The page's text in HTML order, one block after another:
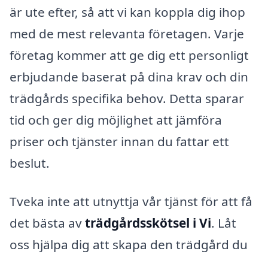
är ute efter, så att vi kan koppla dig ihop
med de mest relevanta företagen. Varje
företag kommer att ge dig ett personligt
erbjudande baserat på dina krav och din
trädgårds specifika behov. Detta sparar
tid och ger dig möjlighet att jämföra
priser och tjänster innan du fattar ett
beslut.
Tveka inte att utnyttja vår tjänst för att få
det bästa avträdgårdsskötsel i Vi. Låt
oss hjälpa dig att skapa den trädgård du